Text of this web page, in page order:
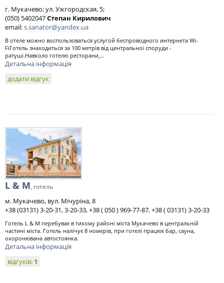
г. Мукачево; ул. Ужгородская, 5;
(050) 5402047Степан Кирилович
email:s.sanator@yandex.ua
В отеле можно воспользоваться услугой беспроводного интернета Wi-
FiГотель знаходиться за 100 метрів від центральної споруди -
ратуші.Навколо готелю ресторани,...
Детальна інформація
додати відгук
L & M, готель
м. Мукачево, вул. Мічуріна, 8
+38 (03131) 3-20-31, 3-20-33, +38 ( 050 ) 969-77-87, +38 ( 03131) 3-20-33
Готель L & M перебуває в тихому районі міста Мукачево в центральній
частині міста. Готель налічує 8 номерів, при готелі працює бар, сауна,
охоронювана автостоянка.
Детальна інформація
відгуків: 1